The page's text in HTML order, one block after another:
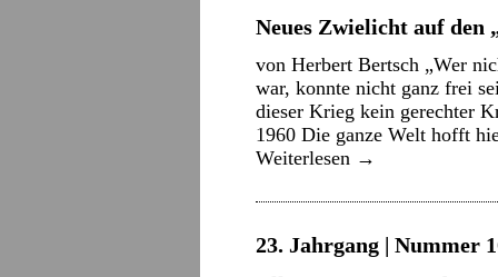
Neues Zwielicht auf den
von Herbert Bertsch „Wer
war, konnte nicht ganz frei
dieser Krieg kein gerechter
1960 Die ganze Welt hofft
Weiterlesen →
23. Jahrgang | Nummer